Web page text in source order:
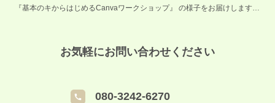
の様子をお届けします👏🏻 最初は同じテーブルになっ
ワークショップとなりました✨ 本当に基本からの講座
応用編もあるかも・・・？ --- Community room cha-
『基本のキからはじめるCanvaワークショップ』 の様子をお届けします
ショップとなりました✨ 本当に基本からの講座で、初めての方が多かった
のですが 終わる頃には「なんとか作れそう！」とのお声もいただきまし
#chashitsu #コワークを味わおう #canva #ワークショップ #初級編
お気軽にお問い合わせください
080-3242-6270